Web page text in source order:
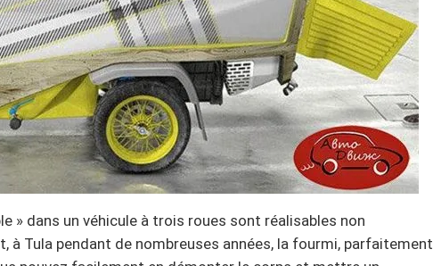
» dans un véhicule à trois roues sont réalisables non
à Tula pendant de nombreuses années, la fourmi, parfaitement